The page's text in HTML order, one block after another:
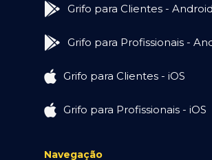
Grifo para Clientes - Android
Grifo para Profissionais -
Grifo para Clientes - iOS
Grifo para Profissionais - iOS
Navegação